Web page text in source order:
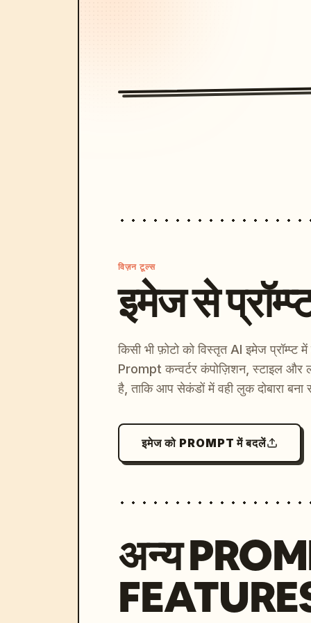
कुरकुरे रेट्रो विज़ुअल्स।
पेशेवर पिक्सेल-आर्ट शिल्प कौशल।
अंतिम इमेज एक पॉलिश किए गए SNES-युग के रेट्रो
विषय के प्रति पूरी तरह वफादार हो।
विज़न टूल्स
इमेज से
किसी भी फ़ोटो को विस्तृत AI इमेज
Prompt कन्वर्टर कंपोज़िशन, स्टाइल और
है, ताकि आप सेकंडों में वही लुक दोबारा बना
इमेज को PROMPT में बदलें
अन्य